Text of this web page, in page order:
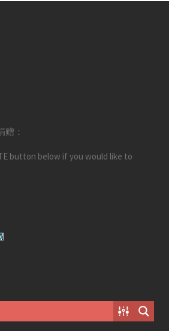
：
button below if you would like to